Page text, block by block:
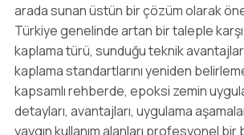
arada sunan üstün bir çözüm olarak öne
Türkiye genelinde artan bir taleple karşı
kaplama türü, sunduğu teknik
kaplama standartlarını yeniden
kapsamlı rehberde, epoksi zemin
detayları, avantajları, uygulama
yaygın kullanım alanları profesyonel bir